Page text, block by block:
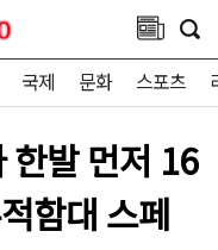
국제 문화 스포츠
한발 먼저 16
함대 스페